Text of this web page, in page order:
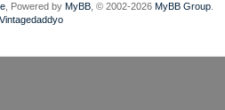
, Powered byMyBB , © 2002-2026MyBB Group
Vintagedaddyo